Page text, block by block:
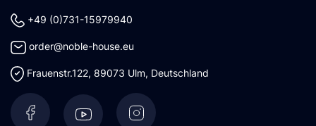
+49 (0)731-15979940
order@noble-house.eu
Frauenstr.122, 89073 Ulm, Deutschland